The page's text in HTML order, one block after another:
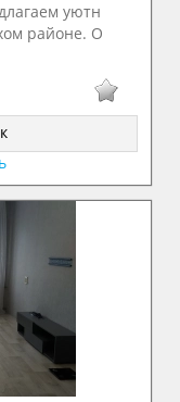
уютн
районе. О